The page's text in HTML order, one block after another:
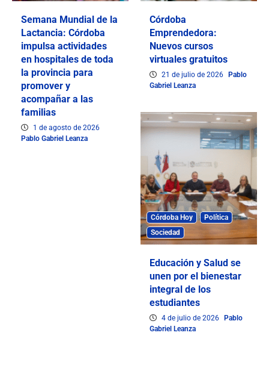
Semana Mundial de la
Lactancia: Córdoba
impulsa actividades
en hospitales de toda
la provincia para
promover y
acompañar a las
familias
1 de agosto de 2026
Pablo Gabriel Leanza
Córdoba
Emprendedora:
Nuevos cursos
virtuales gratuitos
21 de julio de 2026
Pablo
Gabriel Leanza
Córdoba Hoy
Política
Sociedad
Educación y Salud se
unen por el bienestar
integral de los
estudiantes
4 de julio de 2026
Pablo
Gabriel Leanza